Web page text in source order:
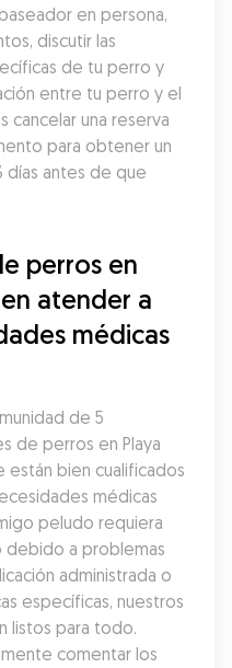
en persona,
discutir las
de tu perro y
entre tu perro y el
cancelar una reserva
para obtener un
días antes de que
perros en
atender a
médicas
de 5
de perros en Playa
están bien cualificados
médicas
peludo requiera
debido a problemas
administrada o
específicas, nuestros
listos para todo.
comentar los